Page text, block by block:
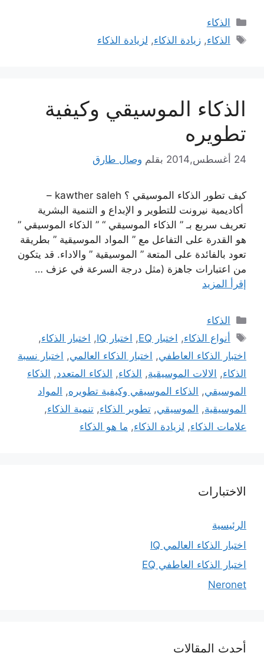
التصنيفات
الذكاء
الوسوم
الذكاء,زيادة الذكاء, لزيادة الذكاء
الذكاء الموسيقي وكيفية
تطويره
24 أغسطس,2014 بقلم وصال طارق
كيف تطور الذكاء الموسيقي ؟ kawther saleh –
أكاديمية نيرونت للتطوير و الإبداع و التنمية البشرية
تعريف سربع بـ ” الذكاء الموسيقي “ ” الذكاء الموسيقي ”
هو القدرة على التفاعل مع ” المواد الموسيقية ” بطريقة
تعود بالفائدة على المتعة ” الموسيقية ” والاداء. قد يتكون
من اعتبارات جاهزة (مثل درجة السرعة في عزف …
إقرأ المزيد
التصنيفات
الذكاء
الوسوم
أنواع الذكاء, اختبار EQ , اختبار IQ , اختبار الذكاء,
اختبار الذكاء العاطفي, اختبار الذكاء العالمي, اختبار نسبة
الذكاء, الالات الموسيقية, الذكاء, الذكاء المتعدد, الذكاء
الموسيقي, الذكاء الموسيقي وكيفية تطويره, المواد
الموسيقية, الموسيقي, تطوير الذكاء, تنمية الذكاء,
علامات الذكاء, لزيادة الذكاء, ما هو الذكاء
الاختبارات
الرئيسية
اختبار الذكاء العالمي IQ
اختبار الذكاء العاطفي EQ
Neronet
أحدث المقالات